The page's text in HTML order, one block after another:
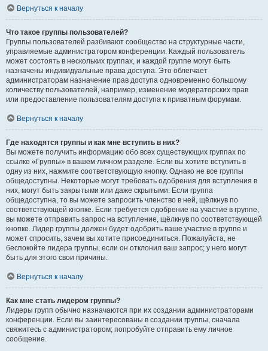
Вернуться к началу
Что такое группы пользователей?
Группы пользователей разбивают сообщество на структурные части,
управляемые администратором конференции. Каждый пользователь
может состоять в нескольких группах, и каждой группе могут быть
назначены индивидуальные права доступа. Это облегчает
администраторам назначение прав доступа одновременно большому
количеству пользователей, например, изменение модераторских прав
или предоставление пользователям доступа к приватным форумам.
Вернуться к началу
Где находятся группы и как мне вступить в них?
Вы можете получить информацию обо всех существующих группах по
ссылке «Группы» в вашем личном разделе. Если вы хотите вступить в
одну из них, нажмите соответствующую кнопку. Однако не все группы
общедоступны. Некоторые могут требовать одобрения для вступления в
них, могут быть закрытыми или даже скрытыми. Если группа
общедоступна, то вы можете запросить членство в ней, щёлкнув по
соответствующей кнопке. Если требуется одобрение на участие в группе,
вы можете отправить запрос на вступление, щёлкнув по соответствующей
кнопке. Лидер группы должен будет одобрить ваше участие в группе и
может спросить, зачем вы хотите присоединиться. Пожалуйста, не
беспокойте лидера группы, если он отклонил ваш запрос; у него могут
быть для этого свои причины.
Вернуться к началу
Как мне стать лидером группы?
Лидеры групп обычно назначаются при их создании администраторами
конференции. Если вы заинтересованы в создании группы, сначала
свяжитесь с администратором; попробуйте отправить ему личное
сообщение.